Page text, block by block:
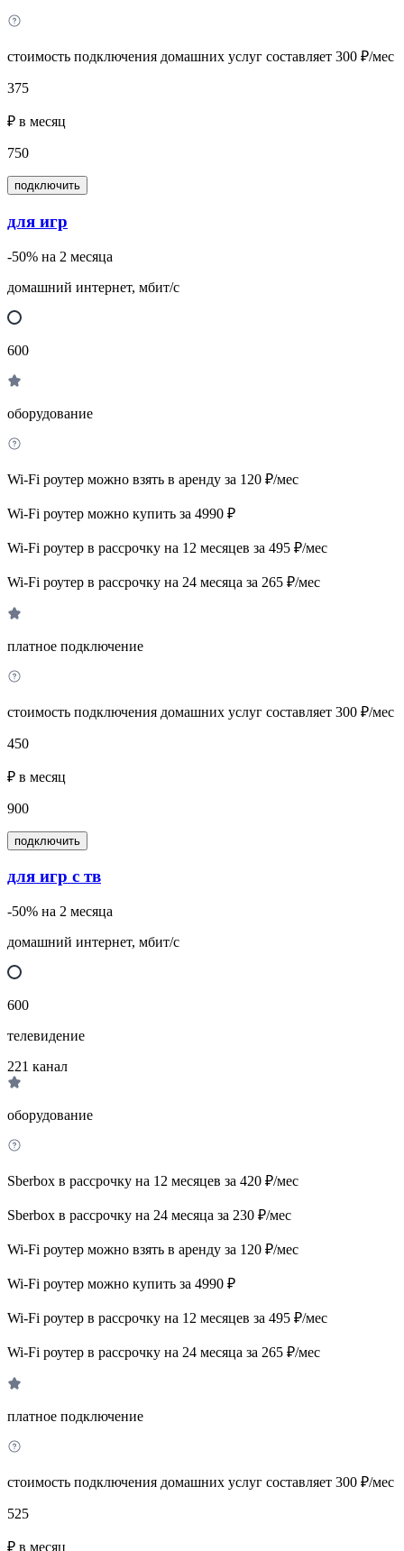
стоимость подключения домашних услуг составляет 300 ₽/мес
375
₽ в месяц
750
подключить
для игр
-50% на 2 месяца
домашний интернет, мбит/с
600
оборудование
Wi-Fi роутер можно взять в аренду за 120 ₽/мес
Wi-Fi роутер можно купить за 4990 ₽
Wi-Fi роутер в рассрочку на 12 месяцев за 495 ₽/мес
Wi-Fi роутер в рассрочку на 24 месяца за 265 ₽/мес
платное подключение
стоимость подключения домашних услуг составляет 300 ₽/мес
450
₽ в месяц
900
подключить
для игр с тв
-50% на 2 месяца
домашний интернет, мбит/с
600
телевидение
221 канал
оборудование
Sberbox в рассрочку на 12 месяцев за 420 ₽/мес
Sberbox в рассрочку на 24 месяца за 230 ₽/мес
Wi-Fi роутер можно взять в аренду за 120 ₽/мес
Wi-Fi роутер можно купить за 4990 ₽
Wi-Fi роутер в рассрочку на 12 месяцев за 495 ₽/мес
Wi-Fi роутер в рассрочку на 24 месяца за 265 ₽/мес
платное подключение
стоимость подключения домашних услуг составляет 300 ₽/мес
525
₽ в месяц